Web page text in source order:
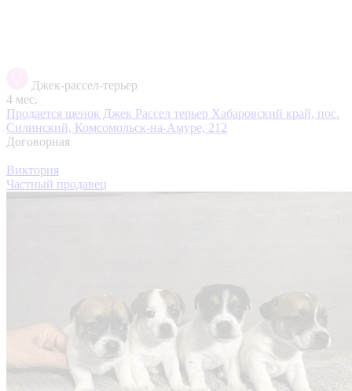
Джек-рассел-терьер
4 мес.
Продается щенок Джек Рассел терьер Хабаровский край, пос.
Силинский, Комсомольск-на-Амуре, 212
Договорная
Виктория
Частный продавец